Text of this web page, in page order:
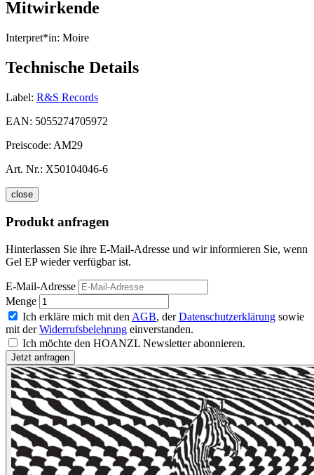
Mitwirkende
Interpret*in: Moire
Technische Details
Label: R&S Records
EAN: 5055274705972
Preiscode: AM29
Art. Nr.: X50104046-6
close
Produkt anfragen
Hinterlassen Sie ihre E-Mail-Adresse und wir informieren Sie, wenn
Gel EP wieder verfügbar ist.
E-Mail-Adresse
Menge
Ich erkläre mich mit den AGB, derDatenschutzerklärung sowie
mit derWiderrufsbelehrung einverstanden.
Ich möchte den HOANZL Newsletter abonnieren.